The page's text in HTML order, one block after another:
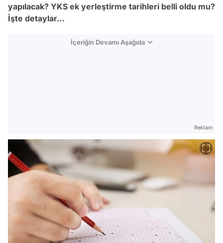
yapılacak? YKS ek yerleştirme tarihleri belli oldu mu?
İşte detaylar…
İçeriğin Devamı Aşağıda
Reklam